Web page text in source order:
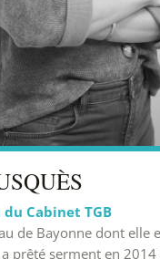
Cabinet TGB
de Bayonne dont elle
prêté serment en 2014